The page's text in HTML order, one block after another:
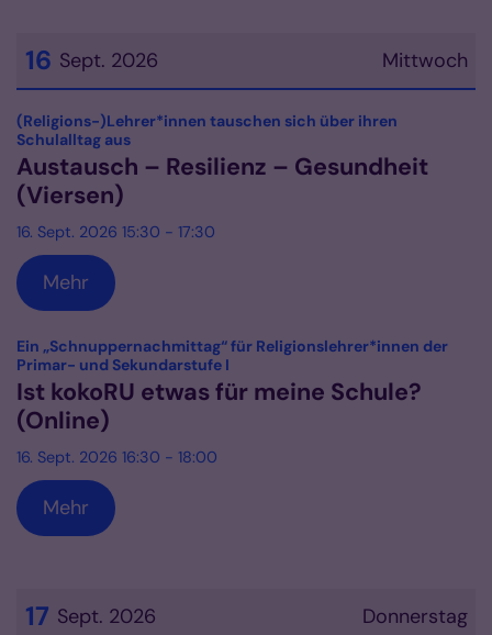
Mittwoch
16 Sept. 2026
Datum: 16. September 2026
(Religions-)Lehrer*innen tauschen sich über ihren
Schulalltag aus:
Austausch – Resilienz – Gesundheit
(Viersen)
16. Sept. 2026 15:30 - 17:30
Mehr
Ein „Schnuppernachmittag“ für Religionslehrer*innen der
Primar- und Sekundarstufe I
Ist kokoRU etwas für meine Schule?
(Online)
16. Sept. 2026 16:30 - 18:00
Mehr
Donnerstag
17 Sept. 2026